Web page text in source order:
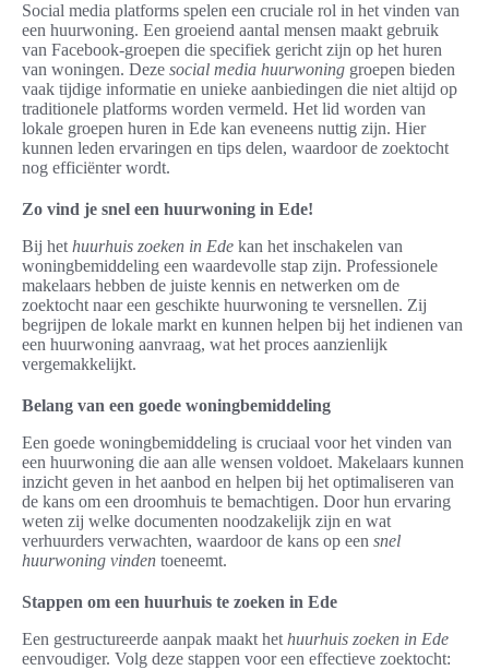
Social media platforms spelen een cruciale rol in het vinden van
een huurwoning. Een groeiend aantal mensen maakt gebruik
van Facebook-groepen die specifiek gericht zijn op het huren
van woningen. Deze social media huurwoning groepen bieden
vaak tijdige informatie en unieke aanbiedingen die niet altijd op
traditionele platforms worden vermeld. Het lid worden van
lokale groepen huren in Ede kan eveneens nuttig zijn. Hier
kunnen leden ervaringen en tips delen, waardoor de zoektocht
nog efficiënter wordt.
Zo vind je snel een huurwoning in Ede!
Bij het huurhuis zoeken in Ede kan het inschakelen van
woningbemiddeling een waardevolle stap zijn. Professionele
makelaars hebben de juiste kennis en netwerken om de
zoektocht naar een geschikte huurwoning te versnellen. Zij
begrijpen de lokale markt en kunnen helpen bij het indienen van
een huurwoning aanvraag, wat het proces aanzienlijk
vergemakkelijkt.
Belang van een goede woningbemiddeling
Een goede woningbemiddeling is cruciaal voor het vinden van
een huurwoning die aan alle wensen voldoet. Makelaars kunnen
inzicht geven in het aanbod en helpen bij het optimaliseren van
de kans om een droomhuis te bemachtigen. Door hun ervaring
weten zij welke documenten noodzakelijk zijn en wat
verhuurders verwachten, waardoor de kans op een snel
huurwoning vinden toeneemt.
Stappen om een huurhuis te zoeken in Ede
Een gestructureerde aanpak maakt het huurhuis zoeken in Ede
eenvoudiger. Volg deze stappen voor een effectieve zoektocht: